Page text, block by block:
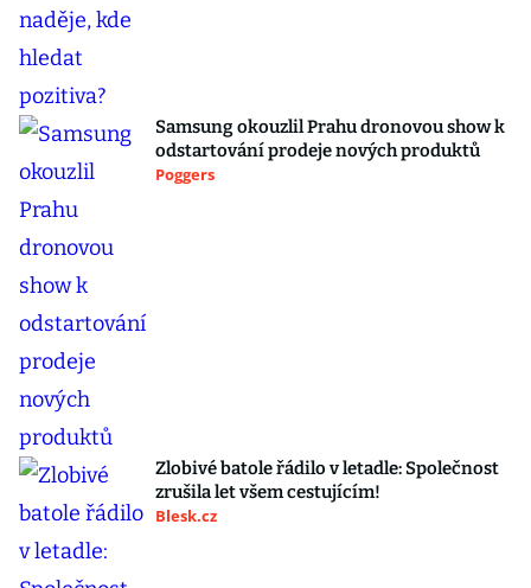
Samsung okouzlil Prahu dronovou show k
odstartování prodeje nových produktů
Poggers
Zlobivé batole řádilo v letadle: Společnost
zrušila let všem cestujícím!
Blesk.cz